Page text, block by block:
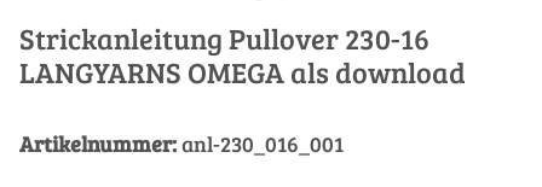
Strickanleitung Pullover 230-16
LANGYARNS OMEGA als download
Artikelnummer:anl-230_016_001